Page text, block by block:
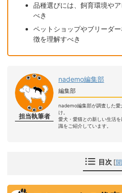
品種選びには、飼育環境や
べき
ペットショップやブリーダ
徴を理解すべき
担当執筆者
nademo編集部
編集部
nademo編集部が調査した愛
け。
愛犬・愛猫との新しい生活
識をご紹介しています。
目次 [開